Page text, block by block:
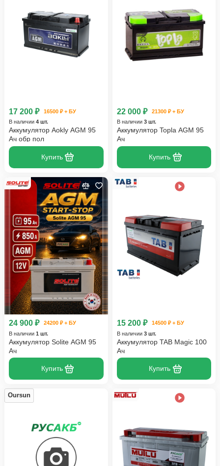
17 200 ₽
16500 ₽ + БУ
В наличии 4 шт.
Аккумулятор Aokly AGM 95
Ач обр пол
Купить
22 000 ₽
21300 ₽ + БУ
В наличии 3 шт.
Аккумулятор Topla AGM 95
Ач
Купить
24 900 ₽
24200 ₽ + БУ
В наличии 1 шт.
Аккумулятор Solite AGM 95
Ач
Купить
15 200 ₽
14500 ₽ + БУ
В наличии 3 шт.
Аккумулятор TAB Magic 100
Ач
Купить
Oursun